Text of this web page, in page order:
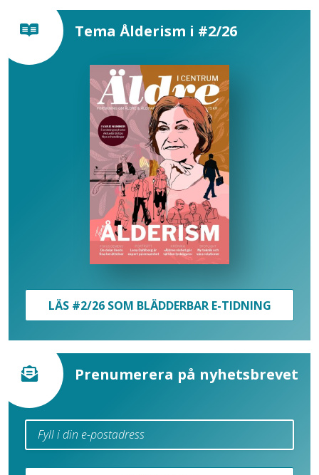
Tema Ålderism i #2/26
LÄS #2/26 SOM BLÄDDERBAR E-TIDNING
Prenumerera på nyhetsbrevet